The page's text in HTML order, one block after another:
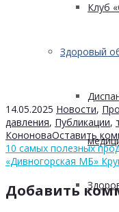
Клуб
Здоровый
14.05.2025 Новости,
давления, Публикации,
КононоваОставить
10 самых полезных
«Дивногорская МБ»
Добавить